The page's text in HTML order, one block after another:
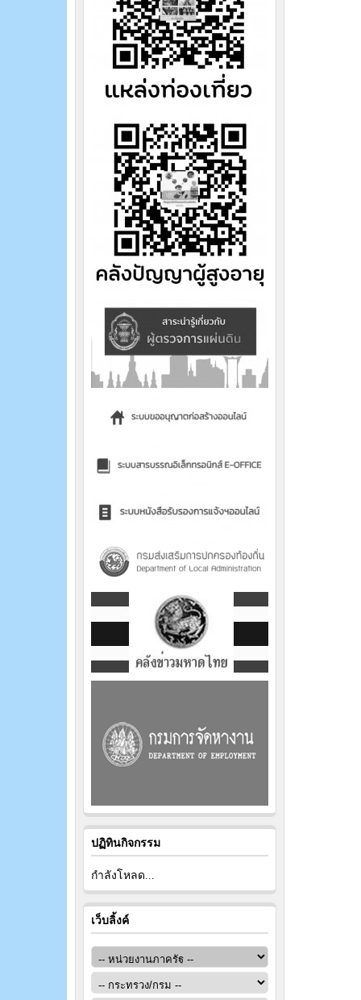
ปฏิทินกิจกรรม
กำลังโหลด...
เว็บลิ้งค์